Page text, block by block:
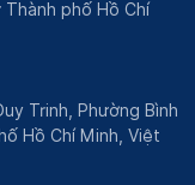
phố Hồ Chí
Trinh, Phường Bình
Hồ Chí Minh, Việt